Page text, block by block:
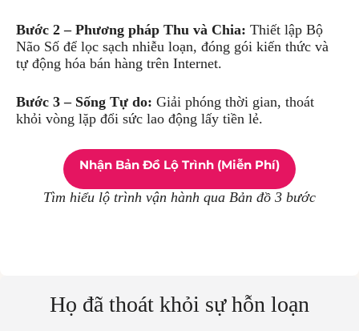
Bước 2 – Phương pháp Thu và Chia: Thiết lập Bộ
Não Số để lọc sạch nhiễu loạn, đóng gói kiến thức và
tự động hóa bán hàng trên Internet.
Bước 3 – Sống Tự do: Giải phóng thời gian, thoát
khỏi vòng lặp đổi sức lao động lấy tiền lẻ.
Nhận Bản Đồ Lộ Trình (Miễn Phí)
Tìm hiểu lộ trình vận hành qua Bản đồ 3 bước
Họ đã thoát khỏi sự hỗn loạn